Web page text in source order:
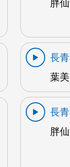
胖
長
葉
長
胖